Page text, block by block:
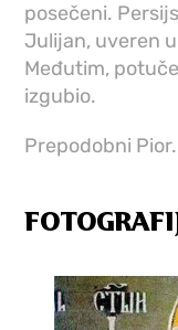
posečeni.
Julijan, uveren
Međutim,
izgubio.
Prepodobni Pior.